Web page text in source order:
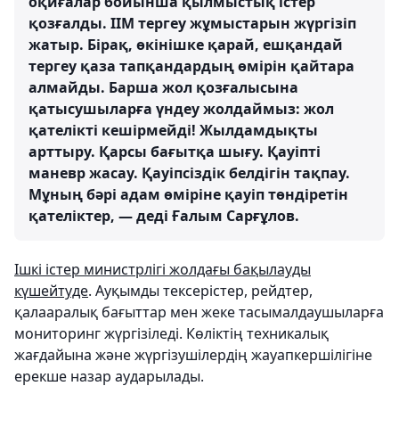
қозғалды. ІІМ тергеу жұмыстарын жүргізіп
жатыр. Бірақ, өкінішке қарай, ешқандай
тергеу қаза тапқандардың өмірін қайтара
алмайды. Барша жол қозғалысына
қатысушыларға үндеу жолдаймыз: жол
қателікті кешірмейді! Жылдамдықты
арттыру. Қарсы бағытқа шығу. Қауіпті
маневр жасау. Қауіпсіздік белдігін тақпау.
Мұның бәрі адам өміріне қауіп төндіретін
қателіктер, — деді Ғалым Сарғұлов.
Ішкі істер министрлігі жолдағы бақылауды
күшейтуде. Ауқымды тексерістер, рейдтер,
қалааралық бағыттар мен жеке тасымалдаушыларға
мониторинг жүргізіледі. Көліктің техникалық
жағдайына және жүргізушілердің жауапкершілігіне
ерекше назар аударылады.